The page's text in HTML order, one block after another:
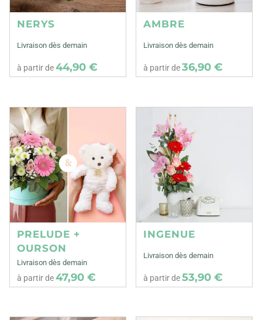
NERYS
Livraison dès demain
à partir de44,90 €
AMBRE
Livraison dès demain
à partir de36,90 €
PRELUDE +
OURSON
Livraison dès demain
à partir de47,90 €
INGENUE
Livraison dès demain
à partir de53,90 €